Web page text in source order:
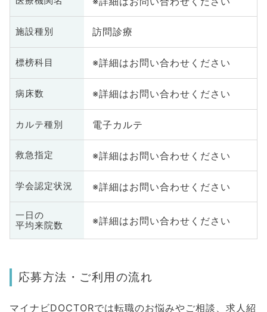
施設種別 訪問診療
標榜科目 ※詳細はお問い合わせください
病床数 ※詳細はお問い合わせください
カルテ種別 電子カルテ
救急指定 ※詳細はお問い合わせください
学会認定状況 ※詳細はお問い合わせください
一日の
平均来院数
※詳細はお問い合わせください
応募方法・ご利用の流れ
マイナビDOCTORでは転職のお悩みやご相談、求人紹